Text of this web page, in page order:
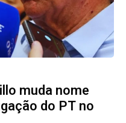
muda nome
do PT no